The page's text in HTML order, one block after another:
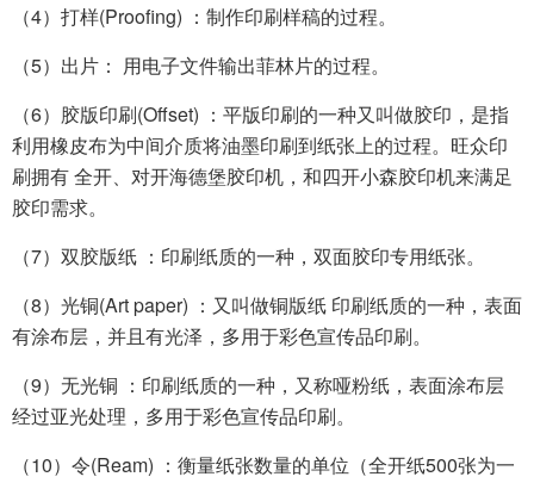
（4）打样(Proofing) ：制作印刷样稿的过程。
（5）出片： 用电子文件输出菲林片的过程。
（6）胶版印刷(Offset) ：平版印刷的一种又叫做胶印，是指
利用橡皮布为中间介质将油墨印刷到纸张上的过程。旺众印
刷拥有 全开、对开海德堡胶印机，和四开小森胶印机来满足
胶印需求。
（7）双胶版纸 ：印刷纸质的一种，双面胶印专用纸张。
（8）光铜(Art paper) ：又叫做铜版纸 印刷纸质的一种，表面
有涂布层，并且有光泽，多用于彩色宣传品印刷。
（9）无光铜 ：印刷纸质的一种，又称哑粉纸，表面涂布层
经过亚光处理，多用于彩色宣传品印刷。
（10）令(Ream) ：衡量纸张数量的单位（全开纸500张为一